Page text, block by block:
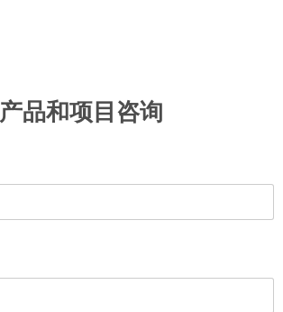
产品和项目咨询